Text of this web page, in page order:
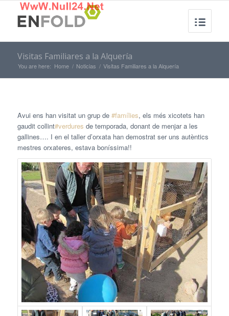
Visitas Familiares a la Alquería
You are here: Home / Noticias / Visitas Familiares a la Alquería
Avui ens han visitat un grup de #famílies, els més xicotets han
gaudit collint#verdures de temporada, donant de menjar a les
gallines…. I en el taller d’orxata han demostrat ser uns autèntics
mestres orxateres, estava boníssima!!